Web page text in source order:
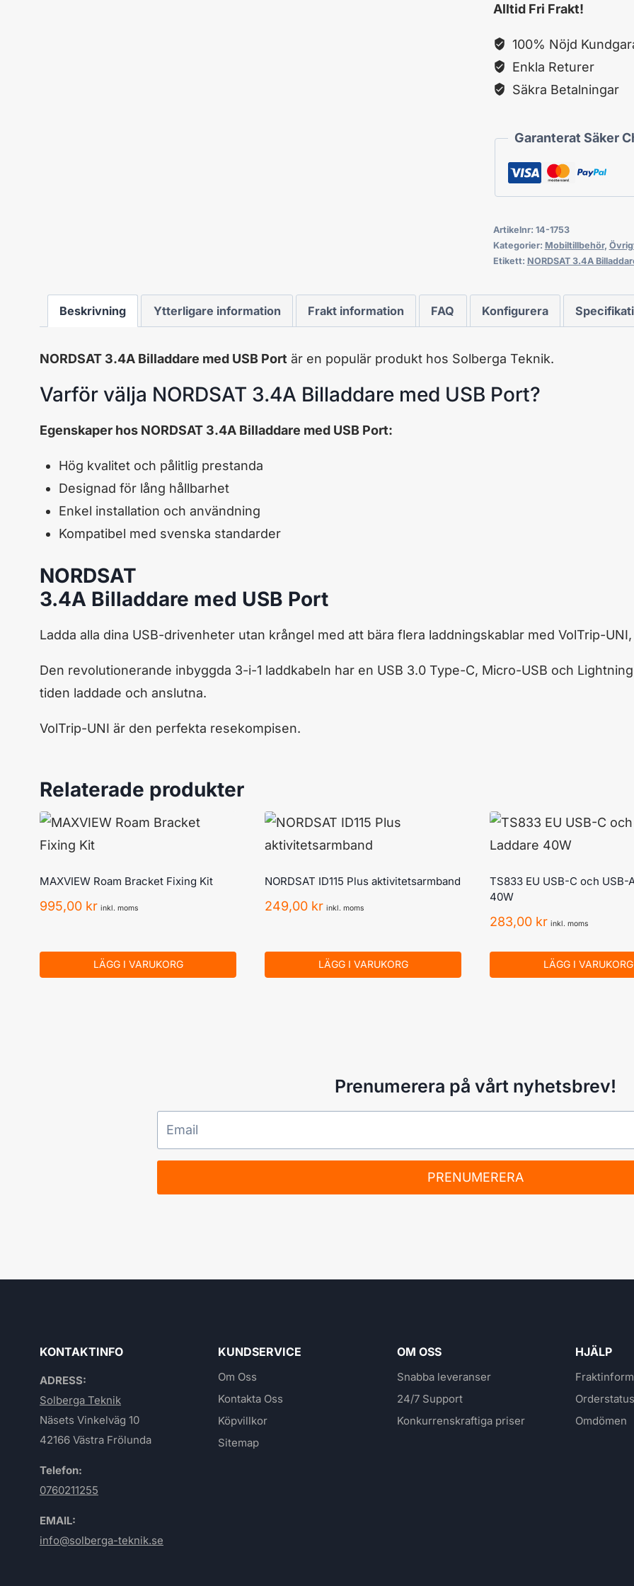
med
USB
Port
mängd
Alltid Fri Frakt!
100% Nöjd
Enkla Returer
Säkra Betalningar
Garanterat Säker
Artikelnr: 14-1753
Kategorier: Mobiltillbehör,
Etikett: NORDSAT 3.4A
Beskrivning Ytterligare information Frakt information FAQ Konfigurera
NORDSAT 3.4A Billaddare med USB Port är en populär produkt hos Solberga Teknik.
Varför välja NORDSAT 3.4A Billaddare med USB Port?
Egenskaper hos NORDSAT 3.4A Billaddare med USB Port:
Hög kvalitet och pålitlig prestanda
Designad för lång hållbarhet
Enkel installation och användning
Kompatibel med svenska standarder
NORDSAT
3.4A Billaddare med USB Port
Ladda alla dina USB-drivenheter utan krångel med att bära flera laddningskablar med VolTrip-
Den revolutionerande inbyggda 3-i-1 laddkabeln har en USB 3.0 Type-C, Micro-USB och
tiden laddade och anslutna.
VolTrip-UNI är den perfekta resekompisen.
Relaterade produkter
MAXVIEW Roam Bracket Fixing Kit
995,00 kr inkl. moms
LÄGG I VARUKORG
NORDSAT ID115 Plus aktivitetsarmband
249,00 kr inkl. moms
LÄGG I VARUKORG
TS833 EU USB-C och USB-
40W
283,00 kr inkl. moms
LÄGG I VARUKORG
Prenumerera på vårt nyhetsbrev!
PRENUMERERA
KONTAKTINFO
ADRESS:
Solberga Teknik
Näsets Vinkelväg 10
42166 Västra Frölunda
Telefon:
0760211255
EMAIL:
info@solberga-teknik.se
KUNDSERVICE
Om Oss
Kontakta Oss
Köpvillkor
Sitemap
OM OSS
Snabba leveranser
24/7 Support
Konkurrenskraftiga priser
HJÄLP
Orderstatus
Omdömen